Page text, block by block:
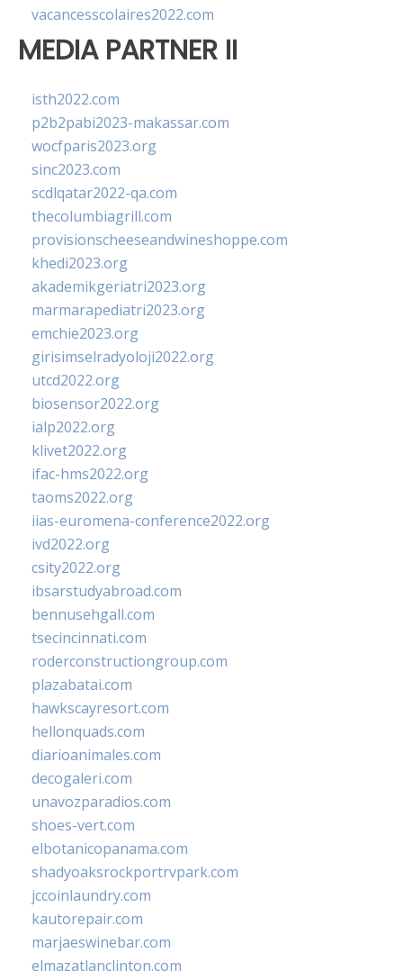
vacancesscolaires2022.com
MEDIA PARTNER II
isth2022.com
p2b2pabi2023-makassar.com
wocfparis2023.org
sinc2023.com
scdlqatar2022-qa.com
thecolumbiagrill.com
provisionscheeseandwineshoppe.com
khedi2023.org
akademikgeriatri2023.org
marmarapediatri2023.org
emchie2023.org
girisimselradyoloji2022.org
utcd2022.org
biosensor2022.org
ialp2022.org
klivet2022.org
ifac-hms2022.org
taoms2022.org
iias-euromena-conference2022.org
ivd2022.org
csity2022.org
ibsarstudyabroad.com
bennusehgall.com
tsecincinnati.com
roderconstructiongroup.com
plazabatai.com
hawkscayresort.com
hellonquads.com
diarioanimales.com
decogaleri.com
unavozparadios.com
shoes-vert.com
elbotanicopanama.com
shadyoaksrockportrvpark.com
jccoinlaundry.com
kautorepair.com
marjaeswinebar.com
elmazatlanclinton.com